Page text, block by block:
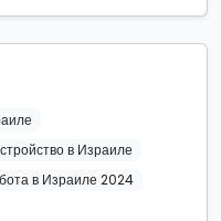
в Израиле
в Израиле 2024